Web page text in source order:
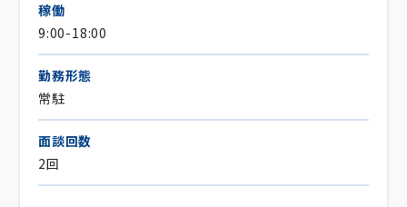
稼働
9:00-18:00
勤務形態
常駐
面談回数
2回